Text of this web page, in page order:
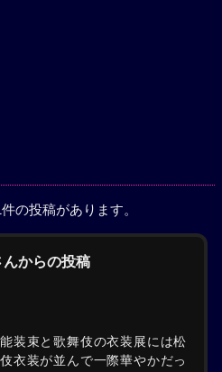
件の投稿があります。
からの投稿
装束と歌舞伎の衣装展には松
衣装が並んで一際華やかだっ